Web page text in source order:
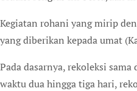
Kegiatan rohani yang mirip
yang diberikan kepada umat
Pada dasarnya, rekoleksi
waktu dua hingga tiga hari,